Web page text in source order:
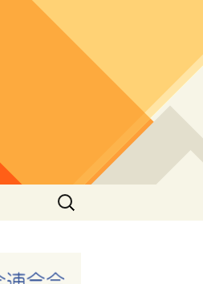
検
索: